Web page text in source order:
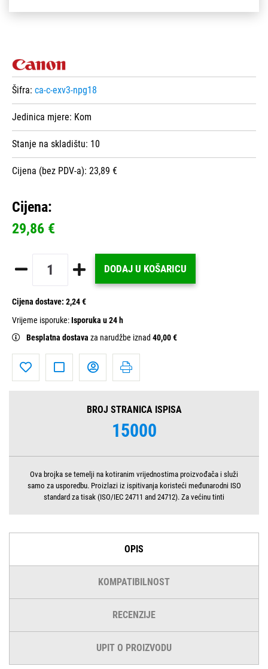
Šifra: ca-c-exv3-npg18
Jedinica mjere: Kom
Stanje na skladištu: 10
Cijena (bez PDV-a): 23,89 €
Cijena:
29,86 €
DODAJ U KOŠARICU
Cijena dostave: 2,24 €
Vrijeme isporuke:Isporuka u 24 h
Besplatna dostava za narudžbe iznad 40,00 €
BROJ STRANICA ISPISA
15000
Ova brojka se temelji na kotiranim vrijednostima proizvođača i služi
samo za usporedbu. Proizlazi iz ispitivanja koristeći međunarodni ISO
standard za tisak (ISO/IEC 24711 and 24712). Za većinu tinti
OPIS
KOMPATIBILNOST
RECENZIJE
UPIT O PROIZVODU